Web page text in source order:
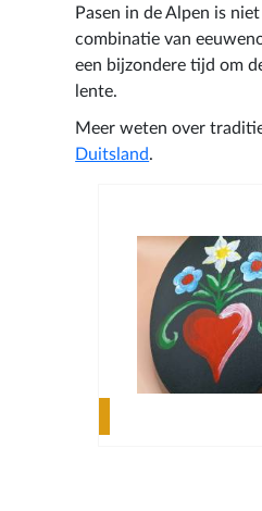
Pasen in de Alpen is
combinatie van
een bijzondere tijd om
lente.
Meer weten over
Duitsland.